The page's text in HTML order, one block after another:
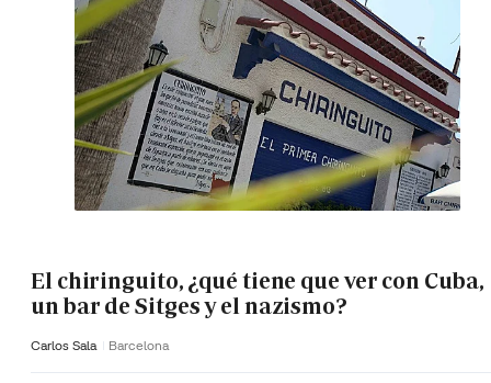
El chiringuito, ¿qué tiene que ver con Cuba,
un bar de Sitges y el nazismo?
Carlos Sala Barcelona